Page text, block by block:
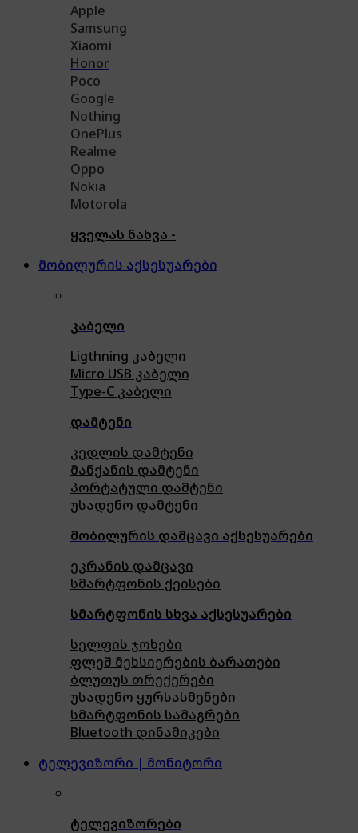
Apple
Samsung
Xiaomi
Honor
Poco
Google
Nothing
OnePlus
Realme
Oppo
Nokia
Motorola
ყველას ნახვა -
მობილურის აქსესუარები
კაბელი
Ligthning კაბელი
Micro USB კაბელი
Type-C კაბელი
დამტენი
კედლის დამტენი
მანქანის დამტენი
პორტატული დამტენი
უსადენო დამტენი
მობილურის დამცავი აქსესუარები
ეკრანის დამცავი
სმარტფონის ქეისები
სმარტფონის სხვა აქსესუარები
სელფის ჯოხები
ფლეშ მეხსიერების ბარათები
ბლუთუს თრექერები
უსადენო ყურსასმენები
სმარტფონის სამაგრები
Bluetooth დინამიკები
ტელევიზორი | მონიტორი
ტელევიზორები